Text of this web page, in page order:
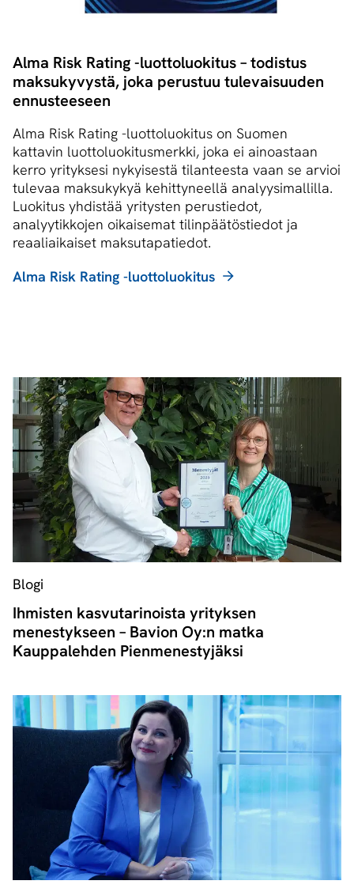
Alma Risk Rating -luottoluokitus – todistus
maksukyvystä, joka perustuu tulevaisuuden
ennusteeseen
Alma Risk Rating -luottoluokitus on Suomen
kattavin luottoluokitusmerkki, joka ei ainoastaan
kerro yrityksesi nykyisestä tilanteesta vaan se arvioi
tulevaa maksukykyä kehittyneellä analyysimallilla.
Luokitus yhdistää yritysten perustiedot,
analyytikkojen oikaisemat tilinpäätöstiedot ja
reaaliaikaiset maksutapatiedot.
Alma Risk Rating -luottoluokitus
Blogi
Ihmisten kasvutarinoista yrityksen
menestykseen – Bavion Oy:n matka
Kauppalehden Pienmenestyjäksi